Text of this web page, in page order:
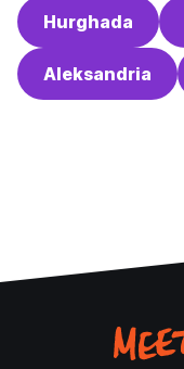
Hurghada
Aleksandria